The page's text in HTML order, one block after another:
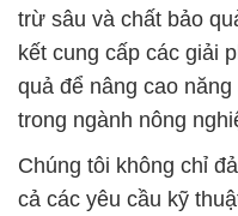
trừ sâu và chất bảo
kết cung cấp các giải
quả để nâng cao
trong ngành nông
Chúng tôi không chỉ
cả các yêu cầu kỹ